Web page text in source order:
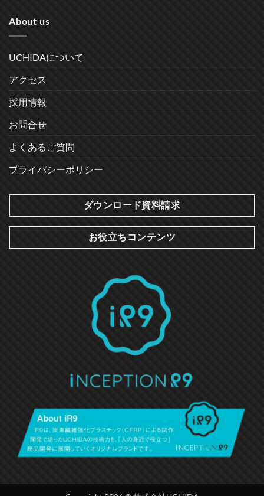
About us
UCHIDAについて
アクセス
採用情報
お問合せ
よくあるご質問
プライバシーポリシー
ダウンロード資料請求
お役立ちコンテンツ